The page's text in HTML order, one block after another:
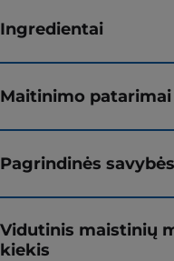
Ingredientai
Maitinimo patarimai
Pagrindinės savybės
Vidutinis maistinių
kiekis